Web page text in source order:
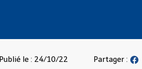
Publié le : 24/10/22 Partager :